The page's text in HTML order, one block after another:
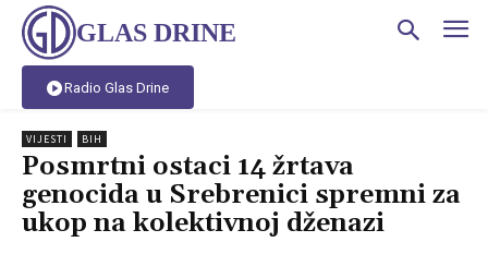
GLAS DRINE
Radio Glas Drine
VIJESTI BIH
Posmrtni ostaci 14 žrtava
genocida u Srebrenici spremni za
ukop na kolektivnoj dženazi